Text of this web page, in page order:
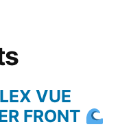
VUE
FRONT